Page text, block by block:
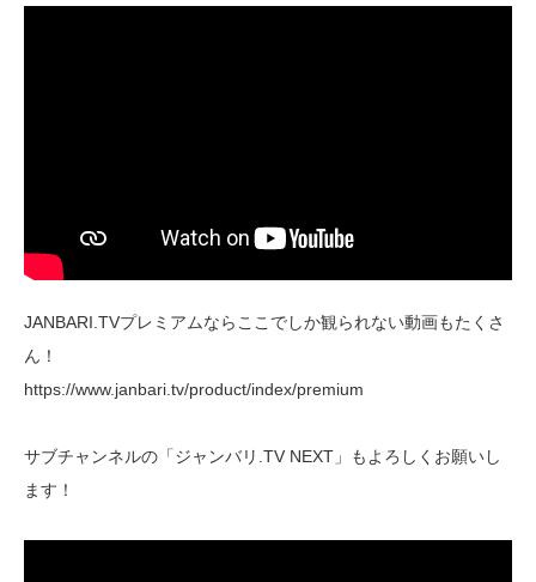
JANBARI.TVプレミアムならここでしか観られない動画もたくさ
ん！
https://www.janbari.tv/product/index/premium
サブチャンネルの「ジャンバリ.TV NEXT」もよろしくお願いし
ます！